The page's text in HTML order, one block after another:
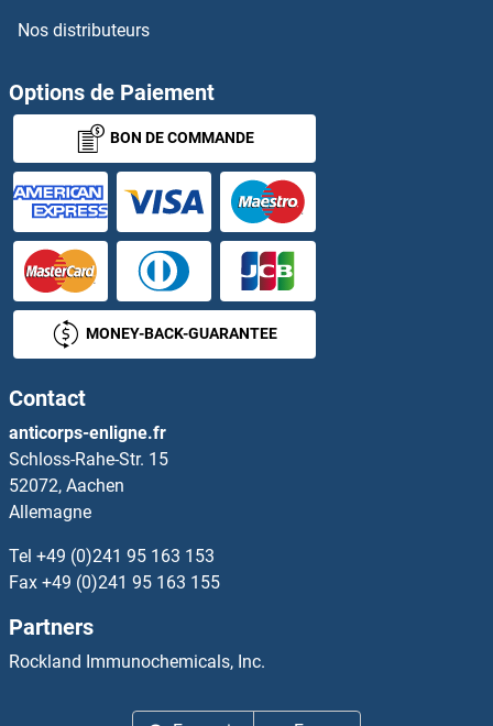
OPRD1 Anticorps
OPRK1 Anticorps
OPRL1 Anticorps
OPTC Anticorps
OPTN Anticorps
OR10A4 Anticorps
OR10A5 Anticorps
OR10A6 Anticorps
OR10A7 Anticorps
OR10AD1 Anticorps
OR10AG1 Anticorps
OR10C1 Anticorps
Nos distributeurs
Options de Paiement
BON DE COMMANDE
MONEY-BACK-GUARANTEE
Contact
anticorps-enligne.fr
Schloss-Rahe-Str. 15
52072, Aachen
Allemagne
Tel +49 (0)241 95 163 153
Fax +49 (0)241 95 163 155
Partners
Rockland Immunochemicals, Inc.